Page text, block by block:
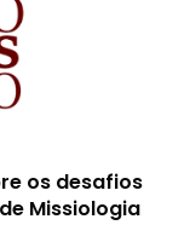
os desafios
Missiologia